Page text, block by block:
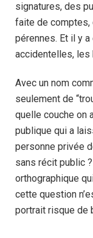
signatures, des
faite de comptes,
pérennes. Et il y
accidentelles, les
Avec un nom
seulement de
quelle couche on
publique qui a
personne privée
sans récit public
orthographique
cette question
portrait risque de